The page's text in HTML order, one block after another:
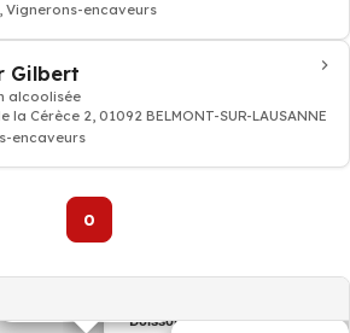
Vignerons-encaveurs
Gilbert
alcoolisée
la Cérèce 2, 01092 BELMONT-SUR-LAUSANNE
encaveurs
0
Boisson alcoolisée